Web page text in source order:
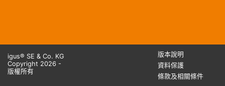
igus® SE & Co. KG
Copyright 2026 -
版權所有
版本說明
資料保護
條款及相關條件